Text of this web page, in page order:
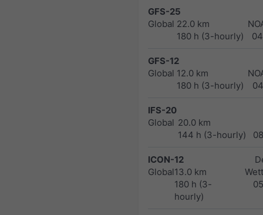
GFS-25
Global 22.0 km
180 h (3-hourly)
GFS-12
Global 12.0 km
180 h (3-hourly)
IFS-20
Global 20.0 km
144 h (3-hourly)
ICON-12
Global13.0 km
180 h (3-
hourly)